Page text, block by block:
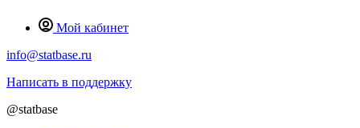
Мой кабинет
info@statbase.ru
Написать в поддержку
@statbase